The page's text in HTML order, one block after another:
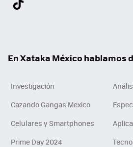
En Xataka México hablamos
Investigación
Cazando Gangas Mexico
Celulares y Smartphones
Prime Day 2024